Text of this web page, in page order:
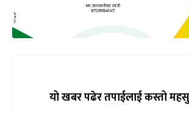
यो खबर पढेर तपाईलाई कस्तो